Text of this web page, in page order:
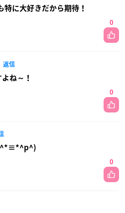
特に大好きだから期待！
0
返信
ね～！
0
0